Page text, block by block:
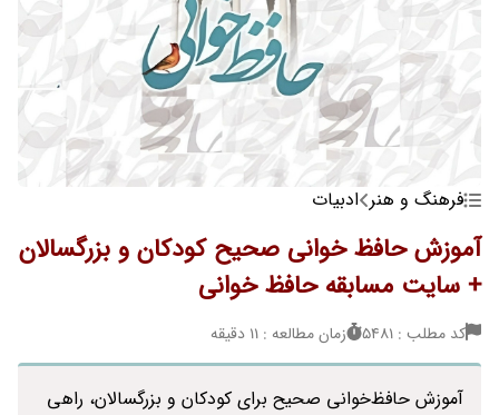
فرهنگ و هنر ادبیات
آموزش حافظ خوانی صحیح کودکان و بزرگسالان
+ سایت مسابقه حافظ خوانی
کد مطلب : 5481 زمان مطالعه : 11 دقیقه
آموزش حافظ‌خوانی صحیح برای کودکان و بزرگسالان، راهی